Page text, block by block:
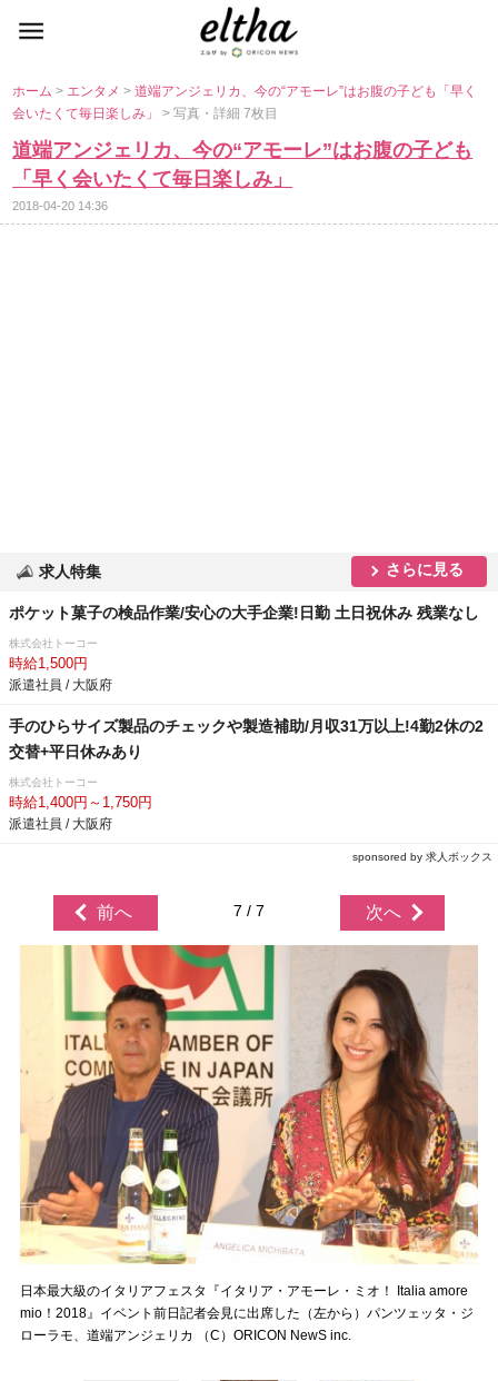
ホーム> エンタメ>道端アンジェリカ、今の“アモーレ”はお腹の子ども「早く
会いたくて毎日楽しみ」> 写真・詳細 7枚目
道端アンジェリカ、今の“アモーレ”はお腹の子ども
「早く会いたくて毎日楽しみ」
2018-04-20 14:36
求人特集 さらに見る
ポケット菓子の検品作業/安心の大手企業!日勤 土日祝休み 残業なし
株式会社トーコー
時給1,500円
派遣社員 / 大阪府
手のひらサイズ製品のチェックや製造補助/月収31万以上!4勤2休の2
交替+平日休みあり
株式会社トーコー
時給1,400円～1,750円
派遣社員 / 大阪府
sponsored by 求人ボックス
前へ 7 / 7 次へ
日本最大級のイタリアフェスタ『イタリア・アモーレ・ミオ！ Italia amore
mio！2018』イベント前日記者会見に出席した（左から）パンツェッタ・ジ
ローラモ、道端アンジェリカ （C）ORICON NewS inc.